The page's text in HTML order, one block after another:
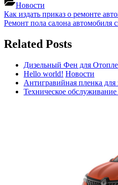
Новости
Навигация
по
записям
Previous
Post:
Как издать приказ о ремонте
Next
Ремонт пола салона автомобиля
Related Posts
Дизельный Фен для
Hello world! Новости
Антигравийная пленка
Техническое